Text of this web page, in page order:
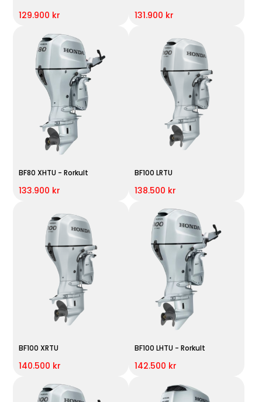
129.900 kr 131.900 kr
BF80 XHTU - Rorkult
133.900 kr
BF100 LRTU
138.500 kr
BF100 XRTU
140.500 kr
BF100 LHTU - Rorkult
142.500 kr